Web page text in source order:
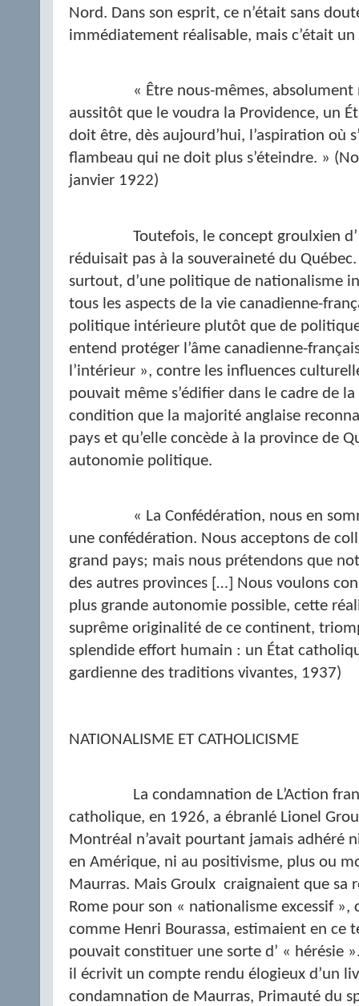
Nord. Dans son esprit, ce n’était sans
immédiatement réalisable, mais c’était
« Être nous-mêmes,
aussitôt que le voudra la Providence, un
doit être, dès aujourd’hui, l’aspiration où
flambeau qui ne doit plus s’éteindre. »
janvier 1922)
Toutefois, le concept groulxien
réduisait pas à la souveraineté du
surtout, d’une politique de nationalisme
tous les aspects de la vie canadienne-
politique intérieure plutôt que de politique
entend protéger l’âme canadienne-
l’intérieur », contre les influences
pouvait même s’édifier dans le cadre de
condition que la majorité anglaise
pays et qu’elle concède à la province de
autonomie politique.
« La Confédération, nous en
une confédération. Nous acceptons de
grand pays; mais nous prétendons que
des autres provinces […] Nous voulons
plus grande autonomie possible, cette
suprême originalité de ce continent,
splendide effort humain : un État
gardienne des traditions vivantes, 1937)
NATIONALISME ET CATHOLICISME
La condamnation de L’Action
catholique, en 1926, a ébranlé Lionel
Montréal n’avait pourtant jamais adhéré
en Amérique, ni au positivisme, plus ou
Maurras. Mais Groulx craignaient que sa
Rome pour son « nationalisme excessif »,
comme Henri Bourassa, estimaient en ce
pouvait constituer une sorte d’ « hérésie
il écrivit un compte rendu élogieux d’un
condamnation de Maurras, Primauté du